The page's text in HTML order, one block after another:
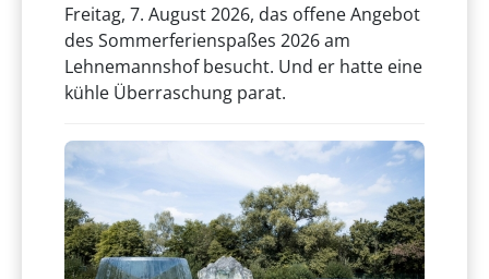
Freitag, 7. August 2026, das offene Angebot
des Sommerferienspaßes 2026 am
Lehnemannshof besucht. Und er hatte eine
kühle Überraschung parat.